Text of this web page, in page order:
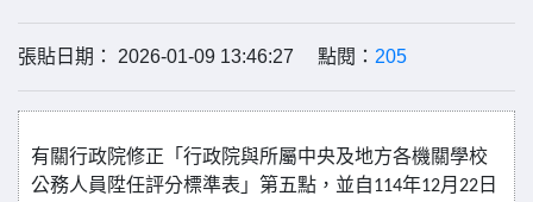
張貼日期： 2026-01-09 13:46:27 點閱： 205
有關行政院修正「行政院與所屬中央及地方各機關學校
公務人員陞任評分標準表」第五點，並自114年12月 22 日